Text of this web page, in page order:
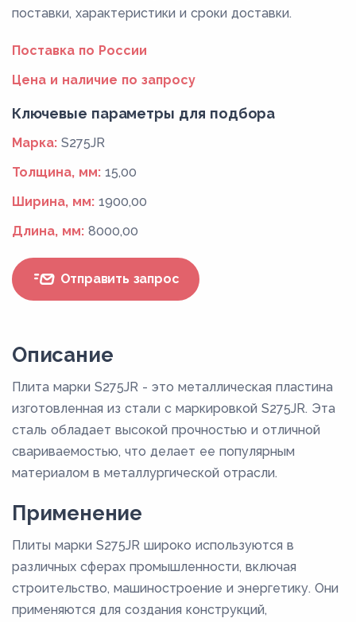
поставки, характеристики и сроки доставки.
Поставка по России
Цена и наличие по запросу
Ключевые параметры для подбора
Марка: S275JR
Толщина, мм: 15,00
Ширина, мм: 1900,00
Длина, мм: 8000,00
Отправить запрос
Описание
Плита марки S275JR - это металлическая пластина
изготовленная из стали с маркировкой S275JR. Эта
сталь обладает высокой прочностью и отличной
свариваемостью, что делает ее популярным
материалом в металлургической отрасли.
Применение
Плиты марки S275JR широко используются в
различных сферах промышленности, включая
строительство, машиностроение и энергетику. Они
применяются для создания конструкций,